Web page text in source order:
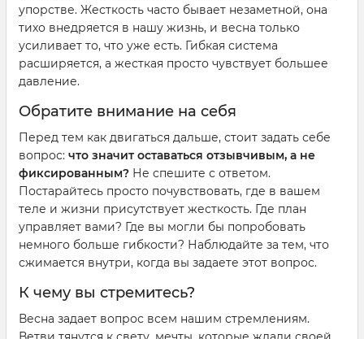
упорстве. Жесткость часто бывает незаметной, она
тихо внедряется в нашу жизнь, и весна только
усиливает то, что уже есть. Гибкая система
расширяется, а жесткая просто чувствует большее
давление.
Обратите внимание на себя
Перед тем как двигаться дальше, стоит задать себе
вопрос: что значит оставаться отзывчивым, а не
фиксированным? Не спешите с ответом.
Постарайтесь просто почувствовать, где в вашем
теле и жизни присутствует жесткость. Где план
управляет вами? Где вы могли бы попробовать
немного больше гибкости? Наблюдайте за тем, что
сжимается внутри, когда вы задаете этот вопрос.
К чему вы стремитесь?
Весна задает вопрос всем нашим стремлениям.